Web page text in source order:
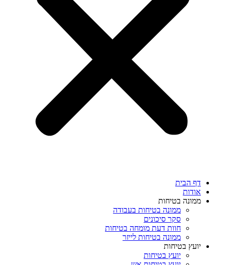
דף הבית
אודות
ממונה בטיחות
ממונה בטיחות בעבודה
סקר סיכונים
חוות דעת מומחה בטיחות
ממונה בטיחות לייזר
יועץ בטיחות
יועץ בטיחות